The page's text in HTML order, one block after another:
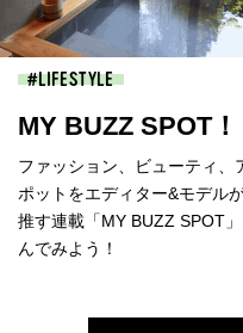
LIFESTYLE
MY BUZZ SPOT！
ファッション、ビューティ、
ポットをエディター&モデル
推す連載「MY BUZZ SPOT
んでみよう！